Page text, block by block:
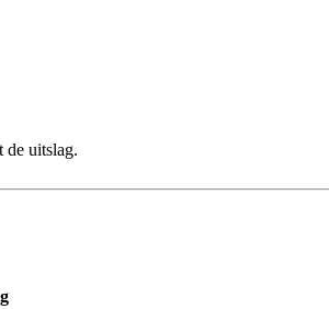
de uitslag.